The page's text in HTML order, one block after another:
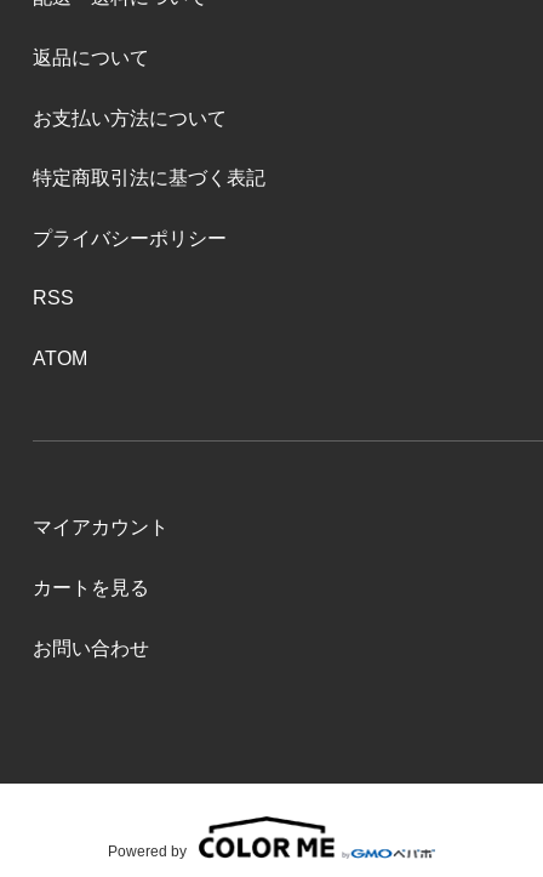
返品について
お支払い方法について
特定商取引法に基づく表記
プライバシーポリシー
RSS
ATOM
マイアカウント
カートを見る
お問い合わせ
Powered by